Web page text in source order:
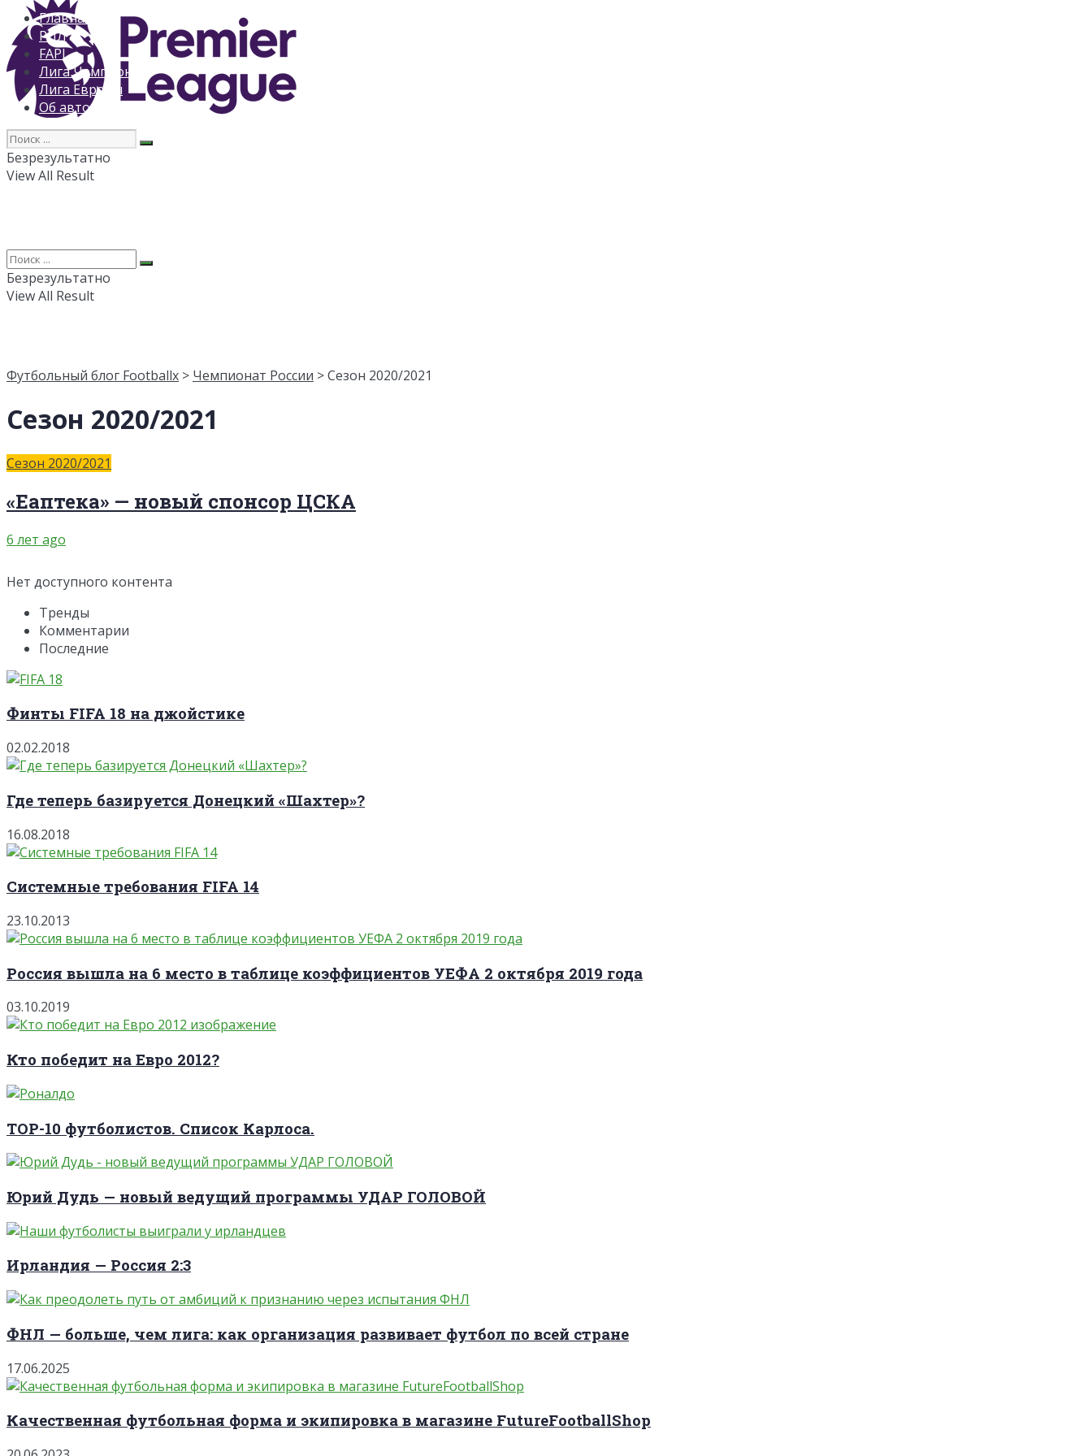
Главная
РПЛ
FAPL
Лига Чемпионов
Лига Европы
Об авторе
Безрезультатно
View All Result
Безрезультатно
View All Result
Футбольный блог Footballx > Чемпионат России > Сезон 2020/2021
Сезон 2020/2021
Сезон 2020/2021
«Еаптека» — новый спонсор ЦСКА
6 лет ago
Нет доступного контента
Тренды
Комментарии
Последние
Финты FIFA 18 на джойстике
02.02.2018
Где теперь базируется Донецкий «Шахтер»?
16.08.2018
Системные требования FIFA 14
23.10.2013
Россия вышла на 6 место в таблице коэффициентов УЕФА 2 октября 2019 года
03.10.2019
Кто победит на Евро 2012?
TOP-10 футболистов. Список Карлоса.
Юрий Дудь — новый ведущий программы УДАР ГОЛОВОЙ
Ирландия — Россия 2:3
ФНЛ — больше, чем лига: как организация развивает футбол по всей стране
17.06.2025
Качественная футбольная форма и экипировка в магазине FutureFootballShop